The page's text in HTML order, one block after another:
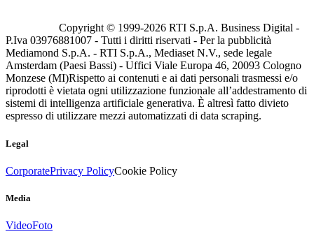
Copyright © 1999-2026 RTI S.p.A. Business Digital -
P.Iva 03976881007 - Tutti i diritti riservati - Per la pubblicità
Mediamond S.p.A. - RTI S.p.A., Mediaset N.V., sede legale
Amsterdam (Paesi Bassi) - Uffici Viale Europa 46, 20093 Cologno
Monzese (MI)Rispetto ai contenuti e ai dati personali trasmessi e/o
riprodotti è vietata ogni utilizzazione funzionale all’addestramento di
sistemi di intelligenza artificiale generativa. È altresì fatto divieto
espresso di utilizzare mezzi automatizzati di data scraping.
Legal
CorporatePrivacy PolicyCookie Policy
Media
VideoFoto